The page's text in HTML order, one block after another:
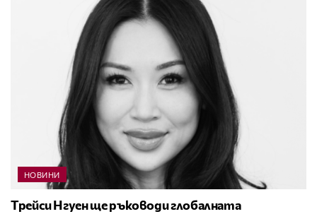
НОВИНИ
Трейси Нгуен ще ръководи глобалната